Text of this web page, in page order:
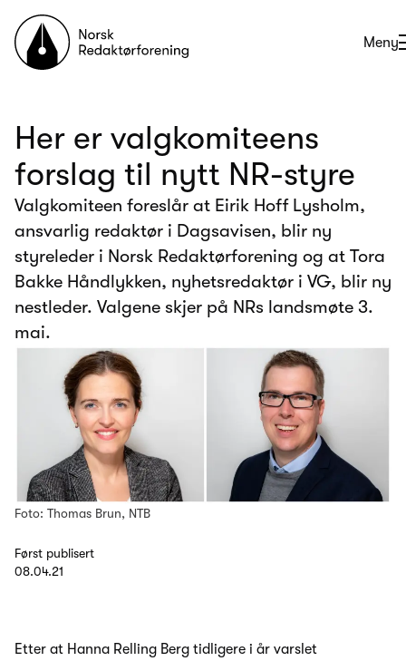
Til forsiden
Åpne
Meny
Her er valgkomiteens
forslag til nytt NR-styre
Valgkomiteen foreslår at Eirik Hoff Lysholm,
ansvarlig redaktør i Dagsavisen, blir ny
styreleder i Norsk Redaktørforening og at Tora
Bakke Håndlykken, nyhetsredaktør i VG, blir ny
nestleder. Valgene skjer på NRs landsmøte 3.
mai.
Foto: Thomas Brun, NTB
Først publisert
08.04.21
Etter at Hanna Relling Berg tidligere i år varslet